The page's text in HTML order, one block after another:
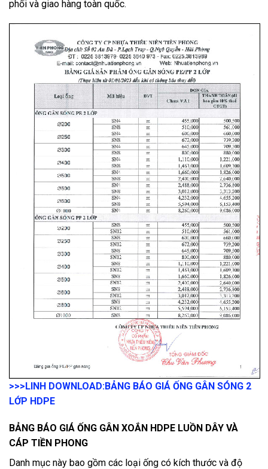
phối và giao hàng toàn quốc.
>>>LINH DOWNLOAD:BẢNG BÁO GIÁ ỐNG GÂN SÓNG 2
LỚP HDPE
BẢNG BÁO GIÁ ỐNG GÂN XOẮN HDPE LUỒN DÂY VÀ
CÁP TIỀN PHONG
Danh mục này bao gồm các loại ống có kích thước và độ